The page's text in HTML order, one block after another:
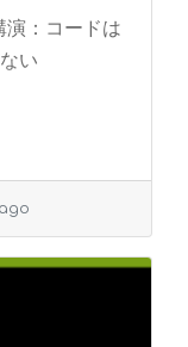
：コードは
い